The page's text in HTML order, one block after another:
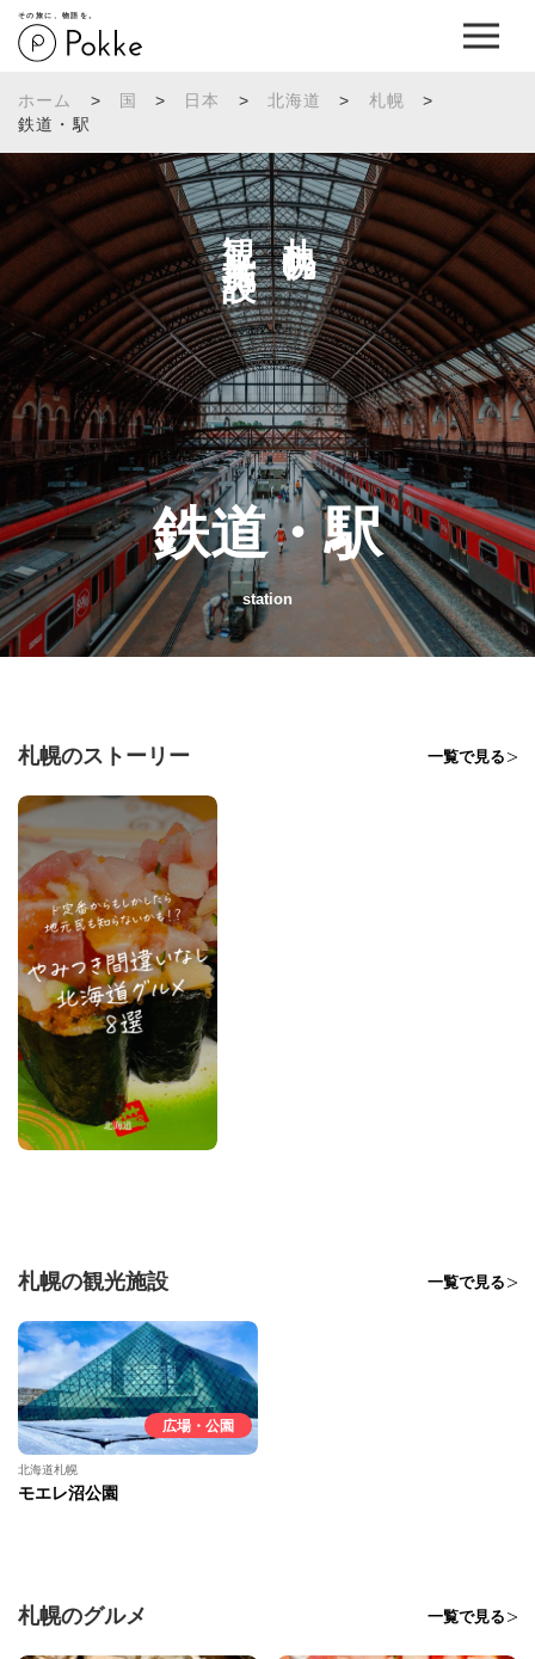
その旅に、物語を。
ホーム > 国 > 日本 > 北海道 > 札幌
>
鉄道・駅
札幌の
観光施設へ
鉄道・駅
station
札幌のストーリー 一覧で見る
札幌の観光施設 一覧で見る
広場・公園
北海道札幌
モエレ沼公園
札幌のグルメ 一覧で見る